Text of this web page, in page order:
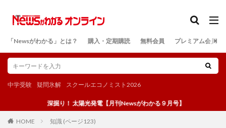
「Newsがわかる」とは？ 購入・定期購読 無料会員 プレミアム会員
中学受験 疑問氷解 スクールエコノミスト2026
深掘り！ 太陽光発電【月刊Newsがわかる９月号】
HOME 知識 (ページ123)
検索